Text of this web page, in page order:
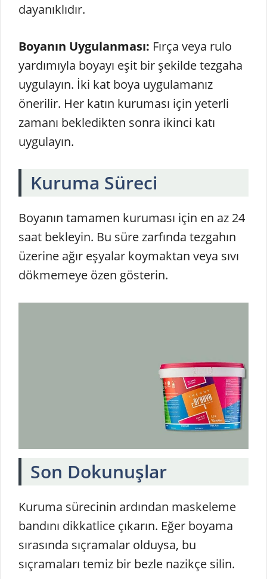
dayanıklıdır.
Boyanın Uygulanması: Fırça veya rulo
yardımıyla boyayı eşit bir şekilde tezgaha
uygulayın. İki kat boya uygulamanız
önerilir. Her katın kuruması için yeterli
zamanı bekledikten sonra ikinci katı
uygulayın.
Kuruma Süreci
Boyanın tamamen kuruması için en az 24
saat bekleyin. Bu süre zarfında tezgahın
üzerine ağır eşyalar koymaktan veya sıvı
dökmemeye özen gösterin.
Son Dokunuşlar
Kuruma sürecinin ardından maskeleme
bandını dikkatlice çıkarın. Eğer boyama
sırasında sıçramalar olduysa, bu
sıçramaları temiz bir bezle nazikçe silin.